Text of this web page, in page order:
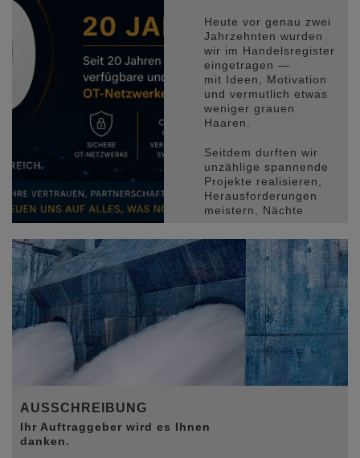
Heute vor genau zwei
Jahrzehnten wurden
wir im Handelsregister
eingetragen —
mit Ideen, Motivation
und vermutlich etwas
weniger grauen
Haaren.
Seitdem durften wir
unzählige spannende
Projekte realisieren,
Herausforderungen
meistern, Nächte
Lösungen finden und
gemeinsam wachsen.
Was geblieben ist: die
Leidenschaft für das,
was wir tun - und vor
allem die
Zusammenarbeit mit
grossartigen
Kundinnen und
Kunden.
Im Gegenteil: Wir
AUSSCHREIBUNG
Ihr Auftraggeber wird es Ihnen
danken.